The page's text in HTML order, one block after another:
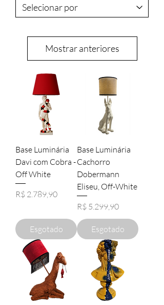
Mostrar anteriores
Base Luminária
Davi com Cobra -
Off White
Preço
R$ 2.789,90
Esgotado
Base Luminária
Cachorro
Dobermann
Eliseu, Off-White
Preço
R$ 5.299,90
Esgotado